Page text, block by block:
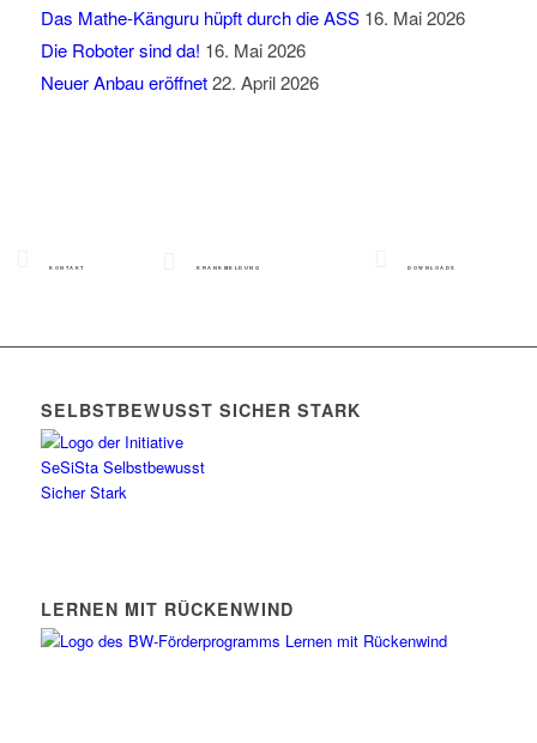
Das Mathe-Känguru hüpft durch die ASS 16. Mai 2026
Die Roboter sind da! 16. Mai 2026
Neuer Anbau eröffnet 22. April 2026
KONTAKT KRANKMELDUNG DOWNLOADS
SELBSTBEWUSST SICHER STARK
LERNEN MIT RÜCKENWIND